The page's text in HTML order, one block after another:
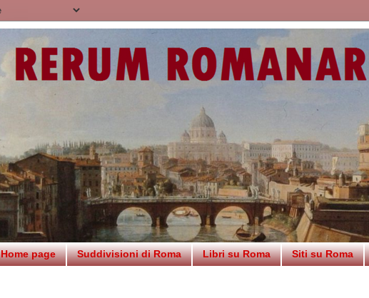
Home page Suddivisioni di Roma Libri su Roma Siti su Roma